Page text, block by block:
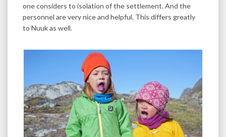
one considers to isolation of the settlement. And the
personnel are very nice and helpful. This differs greatly
to Nuuk as well.